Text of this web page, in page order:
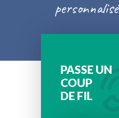
personnalisé
PASSE UN
COUP
DE FIL